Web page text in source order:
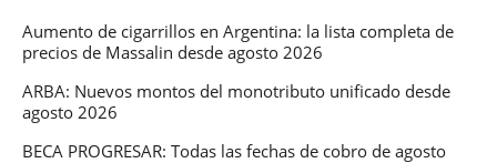
Aumento de cigarrillos en Argentina: la lista completa de
precios de Massalin desde agosto 2026
ARBA: Nuevos montos del monotributo unificado desde
agosto 2026
BECA PROGRESAR: Todas las fechas de cobro de agosto